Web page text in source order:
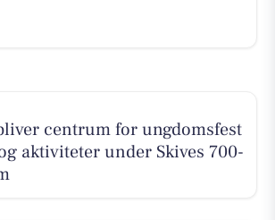
centrum for ungdomsfest
aktiviteter under Skives 700-